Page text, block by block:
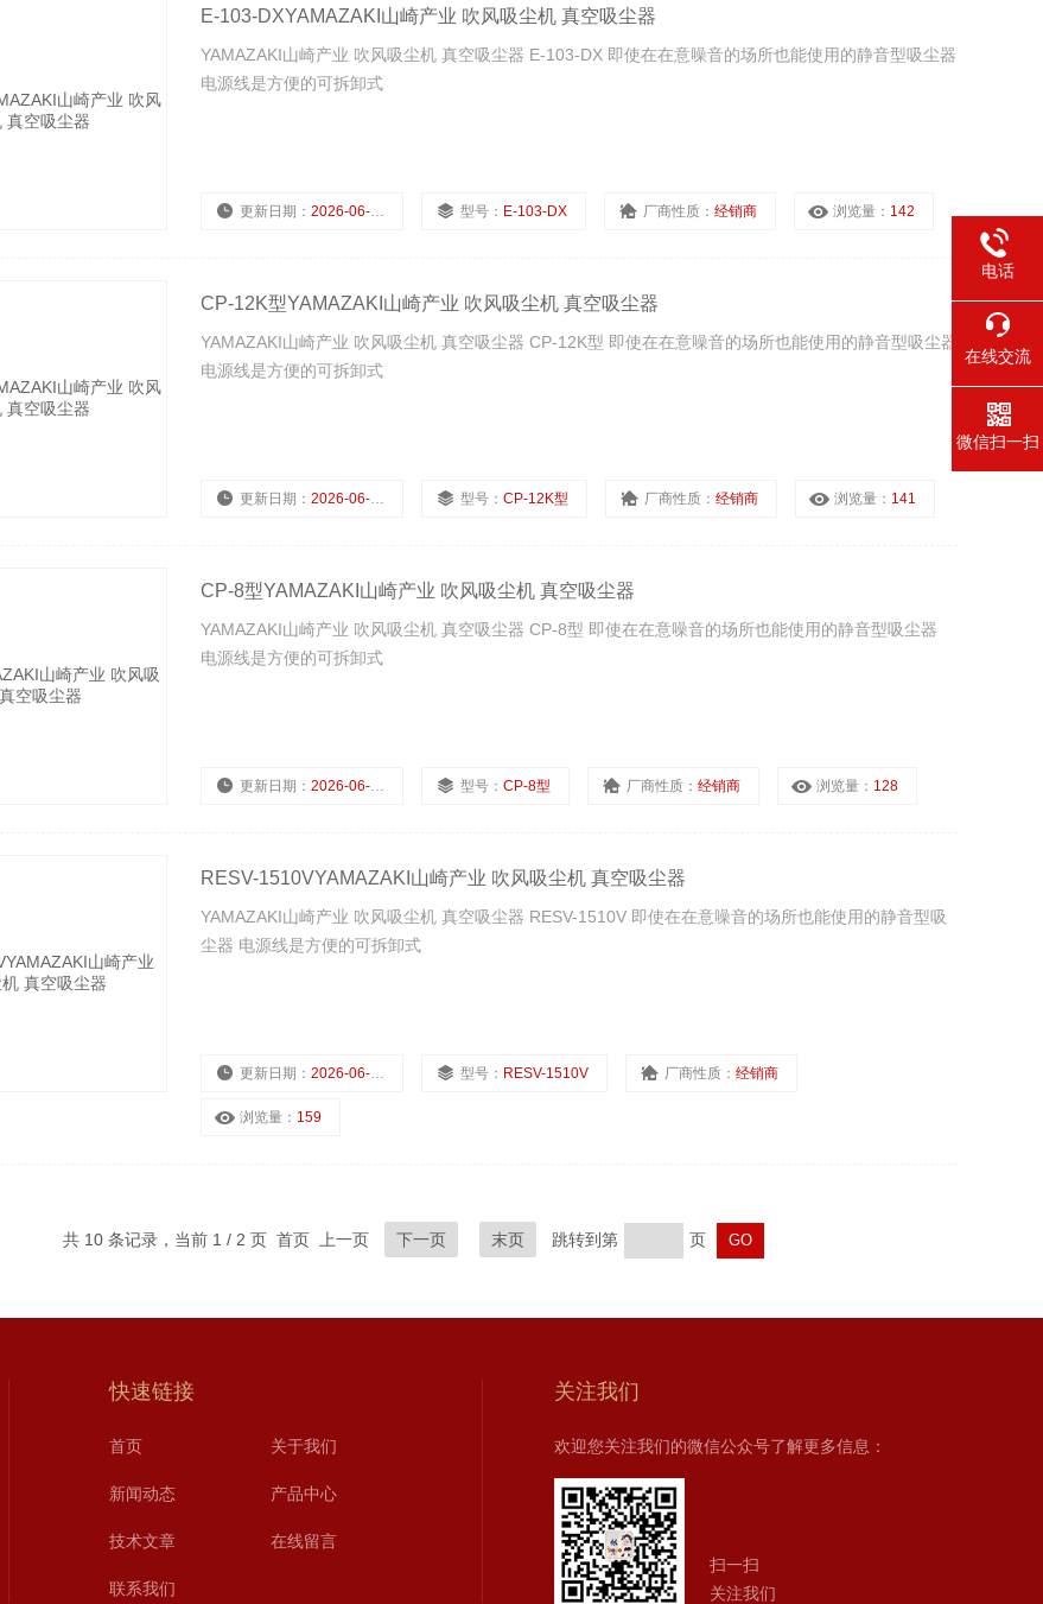
E-103-DXYAMAZAKI山崎产业 吹风吸尘机 真空吸尘器
YAMAZAKI山崎产业 吹风吸尘机 真空吸尘器 E-103-DX 即使在在意噪音的场所也能使用的静音型吸尘器
电源线是方便的可拆卸式
更新日期： 2026-06-22 型号： E-103-DX 厂商性质： 经销商 浏览量： 142
CP-12K型YAMAZAKI山崎产业 吹风吸尘机 真空吸尘器
YAMAZAKI山崎产业 吹风吸尘机 真空吸尘器 CP-12K型 即使在在意噪音的场所也能使用的静音型吸尘器
电源线是方便的可拆卸式
更新日期： 2026-06-22 型号： CP-12K型 厂商性质： 经销商 浏览量： 141
CP-8型YAMAZAKI山崎产业 吹风吸尘机 真空吸尘器
YAMAZAKI山崎产业 吹风吸尘机 真空吸尘器 CP-8型 即使在在意噪音的场所也能使用的静音型吸尘器
电源线是方便的可拆卸式
更新日期： 2026-06-22 型号： CP-8型 厂商性质： 经销商 浏览量： 128
RESV-1510VYAMAZAKI山崎产业 吹风吸尘机 真空吸尘器
YAMAZAKI山崎产业 吹风吸尘机 真空吸尘器 RESV-1510V 即使在在意噪音的场所也能使用的静音型吸
尘器 电源线是方便的可拆卸式
更新日期： 2026-06-22 型号： RESV-1510V 厂商性质： 经销商
浏览量： 159
共 10 条记录，当前 1 / 2 页 首页 上一页 下一页 末页 跳转到第 页
快速链接
首页 关于我们
新闻动态 产品中心
技术文章 在线留言
联系我们
关注我们
欢迎您关注我们的微信公众号了解更多信息：
扫一扫
关注我们
电话
在线交流
微信扫一扫